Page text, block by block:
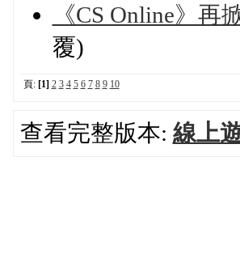
《CS Online》
覆)
頁: [1] 2 3 4 5 6 7 8 9 10
查看完整版本: 線上